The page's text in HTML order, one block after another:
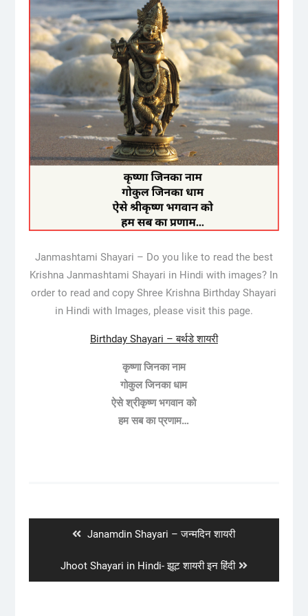
Janmashtami Shayari – Do you like to read the best
Krishna Janmashtami Shayari in Hindi with images? In
order to read and copy Shree Krishna Birthday Shayari
in Hindi with Images, please visit this page.
Birthday Shayari – बर्थडे शायरी
कृष्णा जिनका नाम
गोकुल जिनका धाम
ऐसे श्रीकृष्ण भगवान को
हम सब का प्रणाम…
Previous
Janamdin Shayari – जन्मदिन शायरी
Next
post:
Jhoot Shayari in Hindi- झूट शायरी इन हिंदी